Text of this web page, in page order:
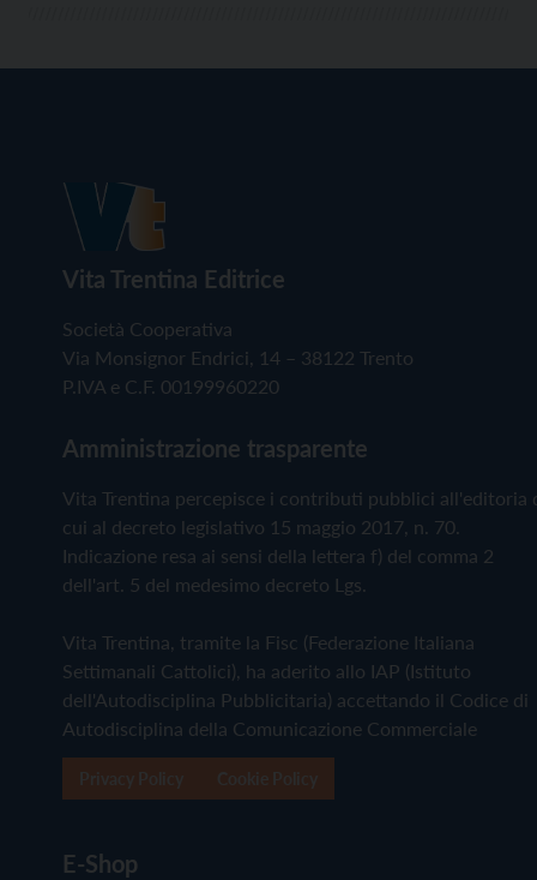
Vita Trentina Editrice
Società Cooperativa
Via Monsignor Endrici, 14 – 38122 Trento
P.IVA e C.F. 00199960220
Amministrazione trasparente
Vita Trentina percepisce i contributi pubblici all'editoria
cui al decreto legislativo 15 maggio 2017, n. 70.
Indicazione resa ai sensi della lettera f) del comma 2
dell'art. 5 del medesimo decreto Lgs.
Vita Trentina, tramite la Fisc (Federazione Italiana
Settimanali Cattolici), ha aderito allo IAP (Istituto
dell'Autodisciplina Pubblicitaria) accettando il Codice di
Autodisciplina della Comunicazione Commerciale
E-Shop